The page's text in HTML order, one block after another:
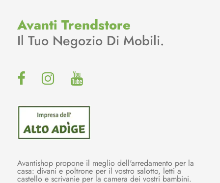
Avanti Trendstore
Il Tuo Negozio Di Mobili.
Avantishop propone il meglio dell'arredamento per la
casa: divani e poltrone per il vostro salotto, letti a
castello e scrivanie per la camera dei vostri bambini.